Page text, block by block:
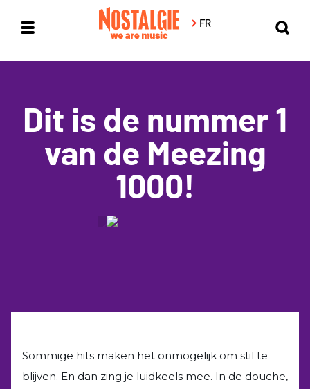
Menu
FR
Dit is de nummer 1
van de Meezing
1000!
Sommige hits maken het onmogelijk om stil te
blijven. En dan zing je luidkeels mee. In de douche,